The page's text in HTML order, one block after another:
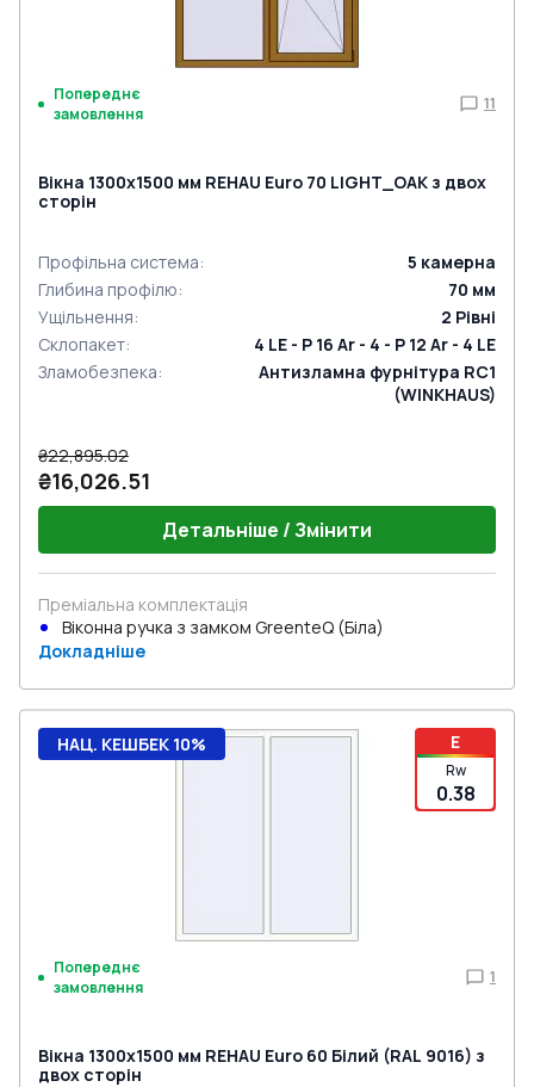
Попереднє
замовлення
11
Вікна 1300x1500 мм REHAU Euro 70 LIGHT_OAK з двох
сторін
Профільна система: 5 камерна
Глибина профілю: 70 мм
Ущільнення: 2 Рівні
Склопакет:
4 LE - P 16 Ar - 4 - P 12 Ar - 4 LE
Зламобезпека:
Антизламна фурнітура RC1
(WINKHAUS)
₴22,895.02
₴16,026.51
Детальніше / Змінити
Преміальна комплектація
Віконна ручка з замком GreenteQ (Біла)
Докладніше
E
Rw
0.38
НАЦ. КЕШБЕК 10%
Попереднє
замовлення
1
Вікна 1300x1500 мм REHAU Euro 60 Білий (RAL 9016) з
двох сторін